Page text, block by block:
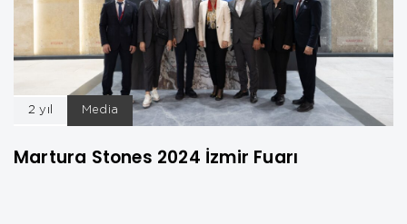
2 yıl Media
Martura Stones 2024 İzmir Fuarı